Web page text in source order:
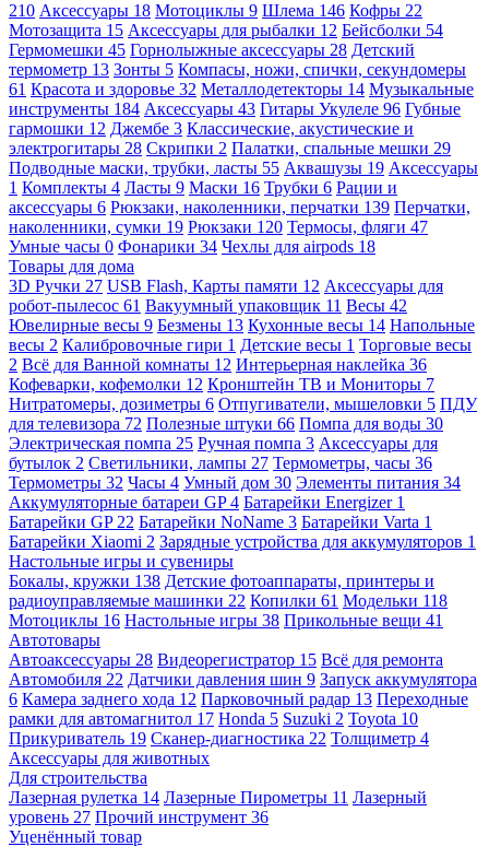
210 Аксессуары 18 Мотоциклы 9 Шлема 146 Кофры 22
Мотозащита 15 Аксессуары для рыбалки 12 Бейсболки 54
Гермомешки 45 Горнолыжные аксессуары 28 Детский
термометр 13 Зонты 5 Компасы, ножи, спички, секундомеры
61 Красота и здоровье 32 Металлодетекторы 14 Музыкальные
инструменты 184 Аксессуары 43 Гитары Укулеле 96 Губные
гармошки 12 Джембе 3 Классические, акустические и
электрогитары 28 Скрипки 2 Палатки, спальные мешки 29
Подводные маски, трубки, ласты 55 Аквашузы 19 Аксессуары
1 Комплекты 4 Ласты 9 Маски 16 Трубки 6 Рации и
аксессуары 6 Рюкзаки, наколенники, перчатки 139 Перчатки,
наколенники, сумки 19 Рюкзаки 120 Термосы, фляги 47
Умные часы 0 Фонарики 34 Чехлы для airpods 18
Товары для дома
3D Ручки 27 USB Flash, Карты памяти 12 Аксессуары для
робот-пылесос 61 Вакуумный упаковщик 11 Весы 42
Ювелирные весы 9 Безмены 13 Кухонные весы 14 Напольные
весы 2 Калибровочные гири 1 Детские весы 1 Торговые весы
2 Всё для Ванной комнаты 12 Интерьерная наклейка 36
Кофеварки, кофемолки 12 Кронштейн ТВ и Мониторы 7
Нитратомеры, дозиметры 6 Отпугиватели, мышеловки 5 ПДУ
для телевизора 72 Полезные штуки 66 Помпа для воды 30
Электрическая помпа 25 Ручная помпа 3 Аксессуары для
бутылок 2 Светильники, лампы 27 Термометры, часы 36
Термометры 32 Часы 4 Умный дом 30 Элементы питания 34
Аккумуляторные батареи GP4 Батарейки Energizer 1
Батарейки GP 22 Батарейки NoName 3 Батарейки Varta 1
Батарейки Xiaomi 2 Зарядные устройства для аккумуляторов 1
Настольные игры и сувениры
Бокалы, кружки 138 Детские фотоаппараты, принтеры и
радиоуправляемые машинки 22 Копилки 61 Модельки 118
Мотоциклы 16 Настольные игры 38 Прикольные вещи 41
Автотовары
Автоаксессуары 28 Видеорегистратор 15 Всё для ремонта
Автомобиля 22 Датчики давления шин 9 Запуск аккумулятора
6 Камера заднего хода 12 Парковочный радар 13 Переходные
рамки для автомагнитол 17 Honda 5 Suzuki 2 Toyota 10
Прикуриватель 19 Сканер-диагностика 22 Толщиметр 4
Аксессуары для животных
Для строительства
Лазерная рулетка 14 Лазерные Пирометры 11 Лазерный
уровень 27 Прочий инструмент 36
Уценённый товар